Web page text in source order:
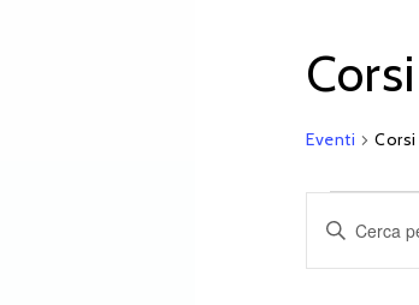
Corsi
Eventi Corsi
Eventi
Ricerca
Inserisci